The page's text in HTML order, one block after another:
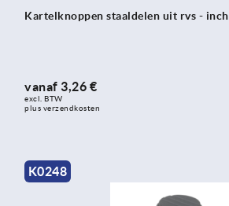
Kartelknoppen staaldelen uit rvs - inch
vanaf 3,26 €
excl. BTW
plus verzendkosten
K0248